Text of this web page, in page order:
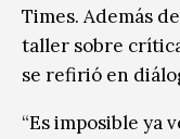
Times. Además
taller sobre
se refirió en
“Es imposible ya